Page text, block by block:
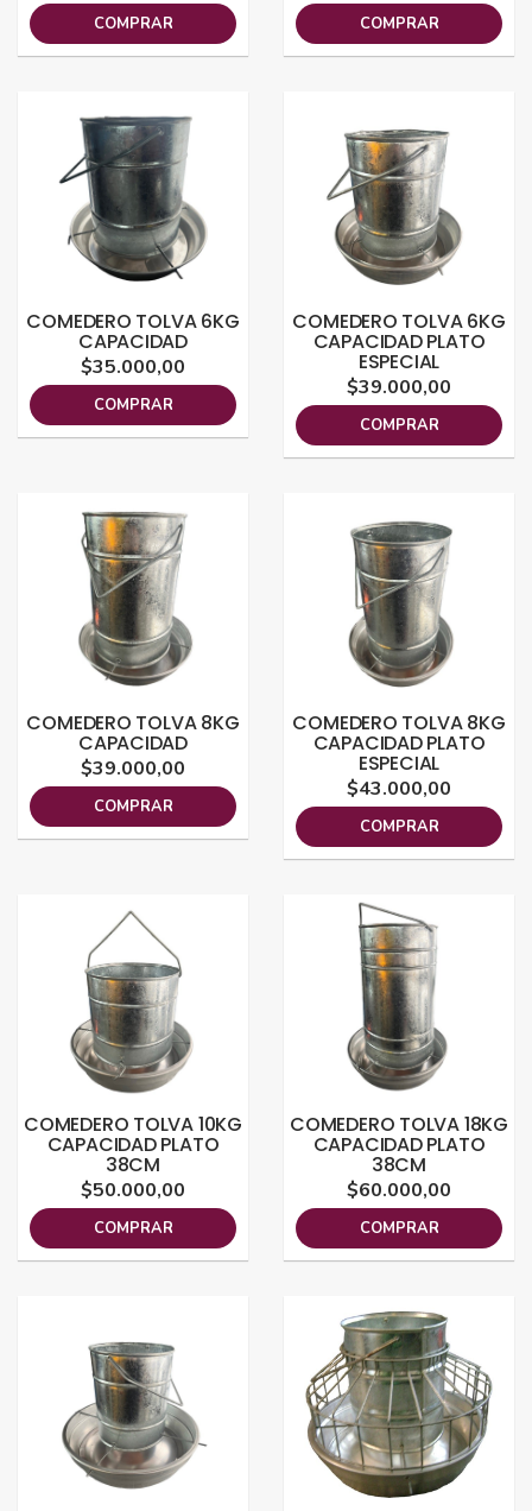
COMPRAR COMPRAR
COMEDERO TOLVA 6KG
CAPACIDAD
$35.000,00
COMPRAR
COMEDERO TOLVA 6KG
CAPACIDAD PLATO
ESPECIAL
$39.000,00
COMPRAR
COMEDERO TOLVA 8KG
CAPACIDAD
$39.000,00
COMPRAR
COMEDERO TOLVA 8KG
CAPACIDAD PLATO
ESPECIAL
$43.000,00
COMPRAR
COMEDERO TOLVA 10KG
CAPACIDAD PLATO
38CM
$50.000,00
COMPRAR
COMEDERO TOLVA 18KG
CAPACIDAD PLATO
38CM
$60.000,00
COMPRAR